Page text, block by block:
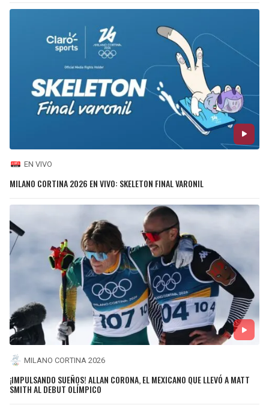
EN VIVO
MILANO CORTINA 2026 EN VIVO: SKELETON FINAL VARONIL
MILANO CORTINA 2026
¡IMPULSANDO SUEÑOS! ALLAN CORONA, EL MEXICANO QUE LLEVÓ A MATT
SMITH AL DEBUT OLÍMPICO